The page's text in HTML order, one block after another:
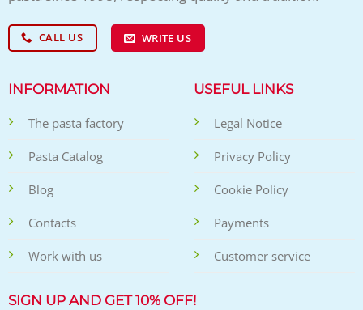
CALL US WRITE US
INFORMATION
The pasta factory
Pasta Catalog
Blog
Contacts
Work with us
USEFUL LINKS
Legal Notice
Privacy Policy
Cookie Policy
Payments
Customer service
SIGN UP AND GET 10% OFF!